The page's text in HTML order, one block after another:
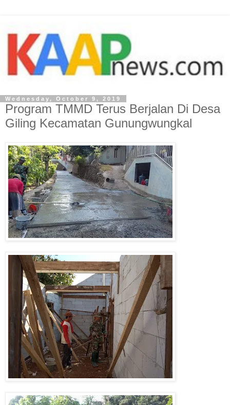
Wednesday, October 9, 2019
Program TMMD Terus Berjalan Di Desa
Giling Kecamatan Gunungwungkal